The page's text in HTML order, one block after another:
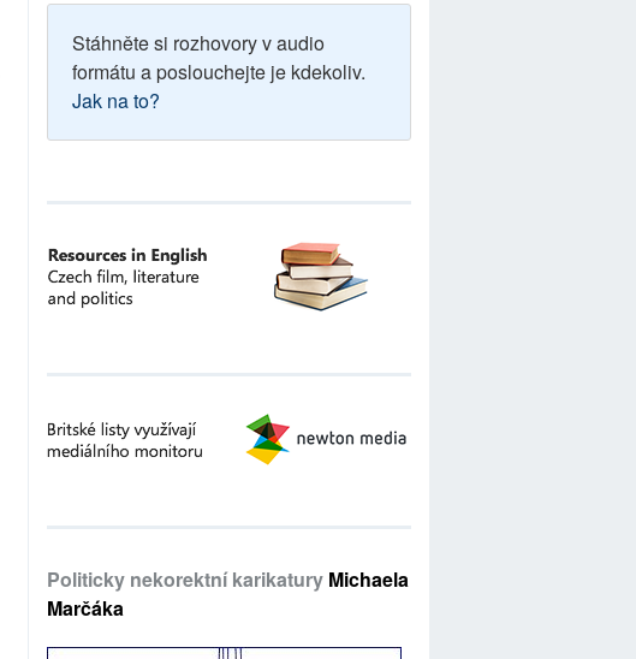
Stáhněte si rozhovory v audio
formátu a poslouchejte je kdekoliv.
Jak na to?
Politicky nekorektní karikatury Michaela
Marčáka